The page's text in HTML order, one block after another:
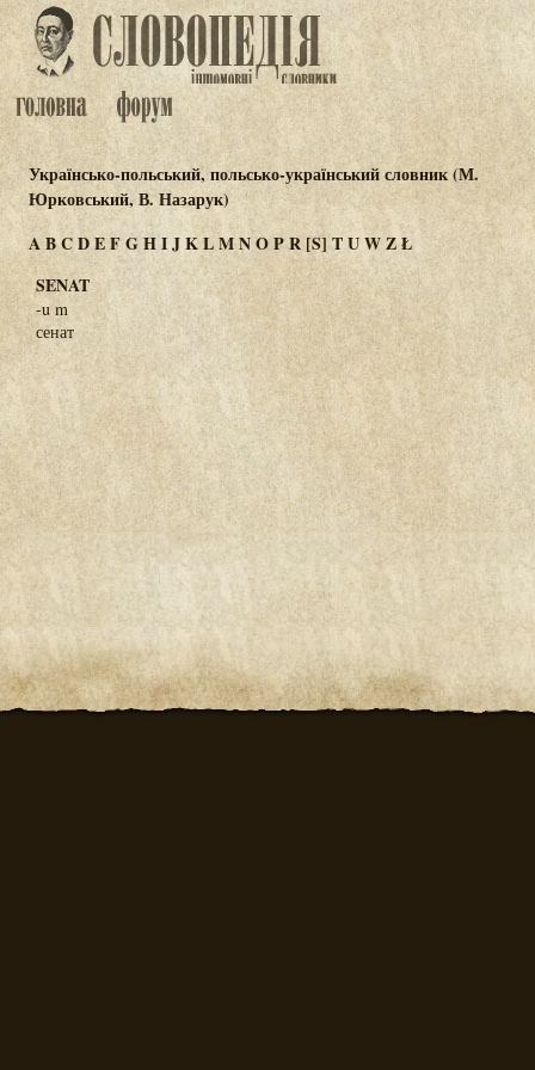
Українсько-польський, польсько-український словник (М.
Юрковський, В. Назарук)
ABCDEFGHIJKLMNOPR[S] TUWZŁ
SENAT
-u m
сенат